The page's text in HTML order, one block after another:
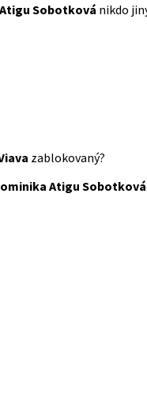
Sobotková nikdo
zablokovaný?
Atigu Sobotková